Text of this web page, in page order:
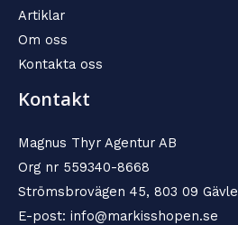
Artiklar
Om oss
Kontakta oss
Kontakt
Magnus Thyr Agentur AB
Org nr 559340-8668
Strömsbrovägen 45, 803 09 Gävle
E-post: info@markisshopen.se